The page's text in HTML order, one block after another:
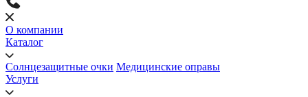
О компании
Каталог
Солнцезащитные очки Медицинские оправы
Услуги